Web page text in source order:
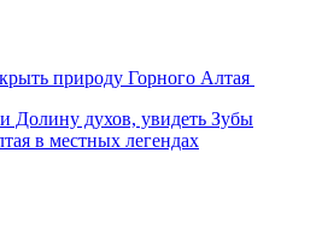
природу Горного Алтая
Долину духов, увидеть Зубы
в местных легендах